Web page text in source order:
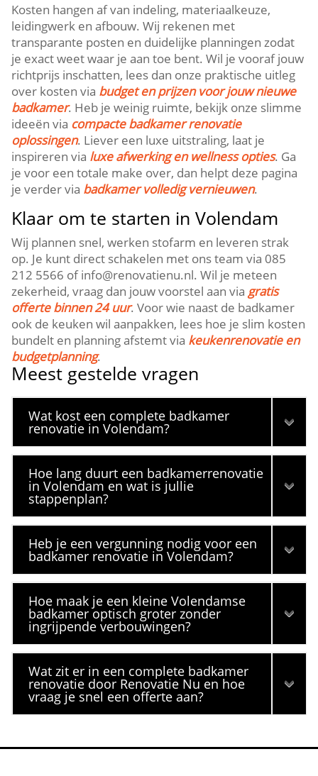
Kosten hangen af van indeling, materiaalkeuze,
leidingwerk en afbouw.​ Wij rekenen met
transparante posten en duidelijke planningen zodat
je exact weet waar je aan toe bent.​ Wil je vooraf jouw
richtprijs inschatten, lees dan onze praktische uitleg
over kosten via budget en prijzen voor jouw nieuwe
badkamer.​ Heb je weinig ruimte, bekijk onze slimme
ideeën via compacte badkamer renovatie
oplossingen.​ Liever een luxe uitstraling, laat je
inspireren via luxe afwerking en wellness opties.​ Ga
je voor een totale make over, dan helpt deze pagina
je verder via badkamer volledig vernieuwen.​
Klaar om te starten in Volendam
Wij plannen snel, werken stofarm en leveren strak
op.​ Je kunt direct schakelen met ons team via 085
212 5566 of info@renovatienu.​nl.​ Wil je meteen
zekerheid, vraag dan jouw voorstel aan via gratis
offerte binnen 24 uur.​ Voor wie naast de badkamer
ook de keuken wil aanpakken, lees hoe je slim kosten
bundelt en planning afstemt via keukenrenovatie en
budgetplanning.​
Meest gestelde vragen
Wat kost een complete badkamer
renovatie in Volendam?
Hoe lang duurt een badkamerrenovatie
in Volendam en wat is jullie
stappenplan?
Heb je een vergunning nodig voor een
badkamer renovatie in Volendam?
Hoe maak je een kleine Volendamse
badkamer optisch groter zonder
ingrijpende verbouwingen?
Wat zit er in een complete badkamer
renovatie door Renovatie Nu en hoe
vraag je snel een offerte aan?